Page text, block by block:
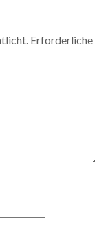
Erforderliche